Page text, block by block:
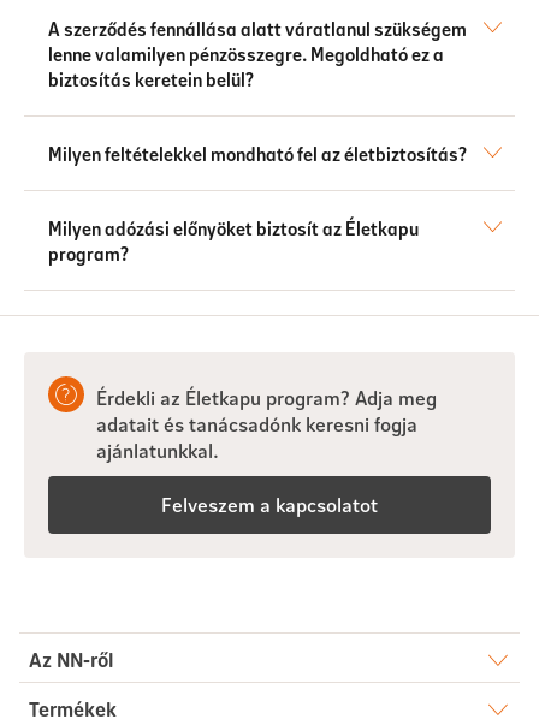
A szerződés fennállása alatt váratlanul szükségem
lenne valamilyen pénzösszegre. Megoldható ez a
biztosítás keretein belül?
Milyen feltételekkel mondható fel az életbiztosítás?
Milyen adózási előnyöket biztosít az Életkapu
program?
Érdekli az Életkapu program? Adja meg
adatait és tanácsadónk keresni fogja
ajánlatunkkal.
Felveszem a kapcsolatot
Az NN-ről
Rólunk
Termékek